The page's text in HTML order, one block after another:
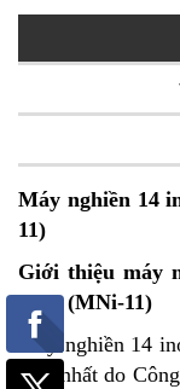
r
e
o
t
r
Máy nghiền 14
11)
Giới thiệu máy
2019 (MNi-11)
Máy nghiền 14
mới nhất do